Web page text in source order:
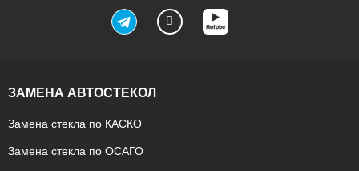
ЗАМЕНА АВТОСТЕКОЛ
Замена стекла по КАСКО
Замена стекла по ОСАГО